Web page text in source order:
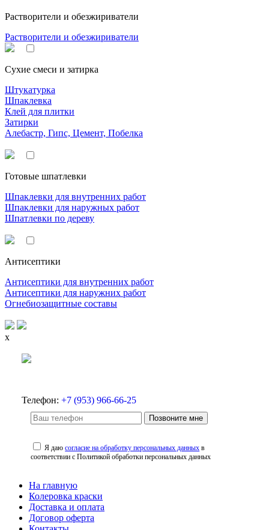
Растворители и обезжириватели
Растворители и обезжириватели
Сухие смеси и затирка
Штукатурка
Шпаклевка
Клей для плитки
Затирки
Алебастр, Гипс, Цемент, Побелка
Готовые шпатлевки
Шпаклевки для внутренних работ
Шпаклевки для наружных работ
Шпатлевки по дереву
Антисептики
Антисептики для внутренних работ
Антисептики для наружних работ
Огнебиозащитные составы
x
Телефон: +7 (953) 966-66-25
Позвоните мне
Я даюсогласие на обработку персональных данных в
соответствии с Политикой обработки персональных данных
На главную
Колеровка краски
Доставка и оплата
Договор оферта